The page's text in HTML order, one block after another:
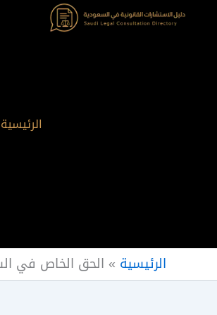
تخطي
الرئيسية
الرئيسية » الحق الخاص في